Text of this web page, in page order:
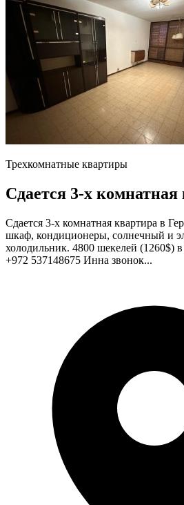
Трехкомнатные квартиры
Сдается 3-х комнатная
Сдается 3-х комнатная квартира в
шкаф, кондиционеры, солнечный и
холодильник. 4800 шекелей (1260$)
+972 537148675 Инна звонок...